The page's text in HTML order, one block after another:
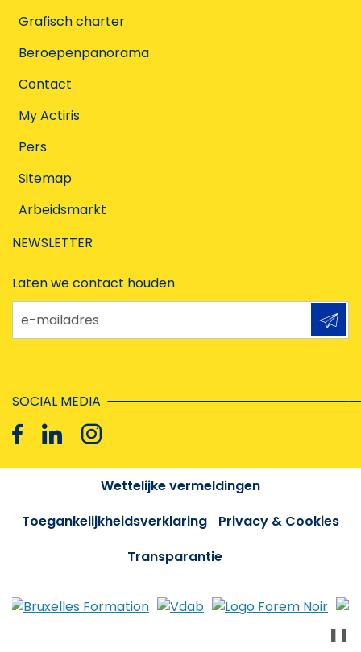
Grafisch charter
Beroepenpanorama
Contact
My Actiris
Pers
Sitemap
Arbeidsmarkt
NEWSLETTER
Laten we contact houden
e-mailadres
SOCIAL MEDIA
Wettelijke vermeldingen
Toegankelijkheidsverklaring
Privacy & Cookies
Transparantie
❚❚